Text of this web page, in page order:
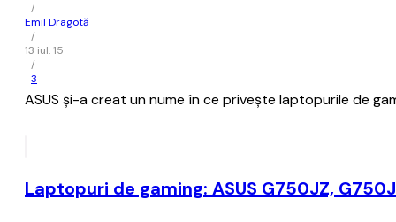
/
Emil Dragotă
/
13 iul. 15
/
3
ASUS și-a creat un nume în ce privește laptopurile de
Laptopuri de gaming: ASUS G750JZ,